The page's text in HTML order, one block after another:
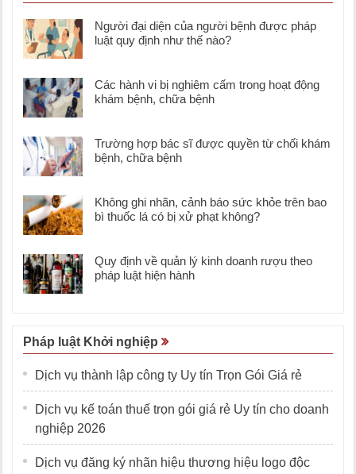
Người đại diện của người bệnh được pháp
luật quy định như thế nào?
Các hành vi bị nghiêm cấm trong hoạt động
khám bệnh, chữa bệnh
Trường hợp bác sĩ được quyền từ chối khám
bệnh, chữa bệnh
Không ghi nhãn, cảnh báo sức khỏe trên bao
bì thuốc lá có bị xử phạt không?
Quy định về quản lý kinh doanh rượu theo
pháp luật hiện hành
Pháp luật Khởi nghiệp
Dịch vụ thành lập công ty Uy tín Trọn Gói Giá rẻ
Dịch vụ kế toán thuế trọn gói giá rẻ Uy tín cho doanh
nghiệp 2026
Dịch vụ đăng ký nhãn hiệu thương hiệu logo độc